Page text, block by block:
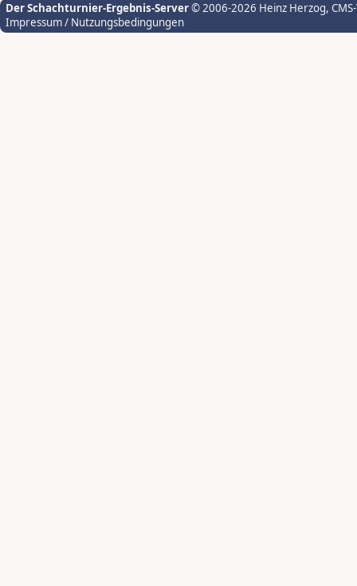
Der Schachturnier-Ergebnis-Server© 2006-2026 Heinz Herzog,
Impressum / Nutzungsbedingungen